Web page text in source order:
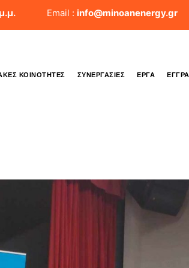
Email : info@minoanenergy.gr
ΚΟΙΝΌΤΗΤΕΣ ΣΥΝΕΡΓΑΣΊΕΣ ΈΡΓΑ